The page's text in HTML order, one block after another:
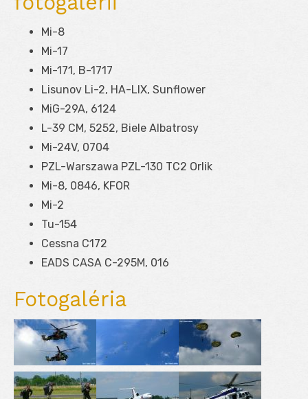
Mi-8
Mi-17
Mi-171, B-1717
Lisunov Li-2, HA-LIX, Sunflower
MiG-29A, 6124
L-39 CM, 5252, Biele Albatrosy
Mi-24V, 0704
PZL-Warszawa PZL-130 TC2 Orlik
Mi-8, 0846, KFOR
Mi-2
Tu-154
Cessna C172
EADS CASA C-295M, 016
Fotogaléria